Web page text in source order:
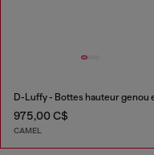
975,00 C$
CAMEL